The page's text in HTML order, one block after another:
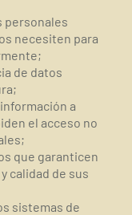
personales
necesiten para
de datos
a
el acceso no
que garanticen
calidad de sus
sistemas de